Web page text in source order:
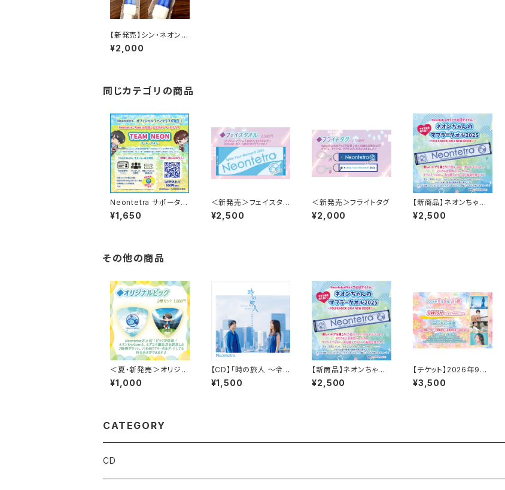
【新発売】シン・ネオンち
ゃん公式ペンライト202
5-2026
¥2,000
同じカテゴリの商品
Neontetra サポーター
ズクラブ「TEAM NEO
N」会員専用グッズ
¥1,650
＜新発売＞フェイスタオ
ル2026
¥2,500
＜新発売＞フライトタグ
¥2,000
【新商品】ネオンちゃん
のマフラータオル2025
～YOU KNOCK ON A
¥2,500
その他の商品
＜夏・新発売＞オリジナ
ルピック～2種セット～
¥1,000
【CD】「時の旅人 ～令
和ゆかりの地・太宰府
のうた～」
¥1,500
【新商品】ネオンちゃん
のマフラータオル2025
～YOU KNOCK ON A
¥2,500
【チケット】2026年9月
6日(日)＠下北沢・音倉
¥3,500
CATEGORY
CD